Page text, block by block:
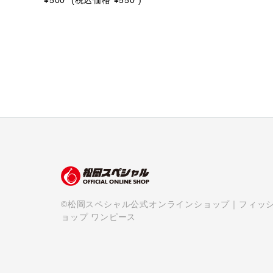
©松岡スペシャル公式オンラインショップ｜フィッ
ョップ ワンピース